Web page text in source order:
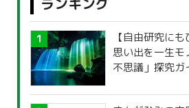
【自由研究に
思い出を一生モ
不思議」探究ガ